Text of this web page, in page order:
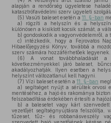
alapján a rendőrség ügyeletese
katasztrófavédelmi szerv ügyeleti
(5) Vasúti baleset esetén a 11. §-ban
a) rögzíti a helyszín és a
különösen a kisiklott kocsik számát, a
b) gondoskodik a vagyonvédelemről, a
c) intézkedik, hogy a Fejrovatos
Hibaelőjegyzési Könyv, továbbá a
szerv számára hozzáférhetőek legyenek.
(6) A vonat továbbhaladását a
következményekkel járó baleset,
akadályozhatják. Ilyen esetben a
helyszínt változatlanul kell hagyni.
(7) Vízi baleset esetén a 11. §-ban
a) segítséget nyújt a sérültek orvosi
mentéséhez, a hajó és rakománya
felszabadítása érdekében értesíti a
b) a balesetet vagy kárt
vezetőjét segítségnyújtásra felszólítja,
tűzeset, tűz- és robbanásveszély